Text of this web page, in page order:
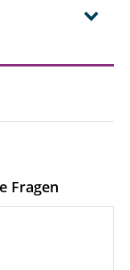
Fragen